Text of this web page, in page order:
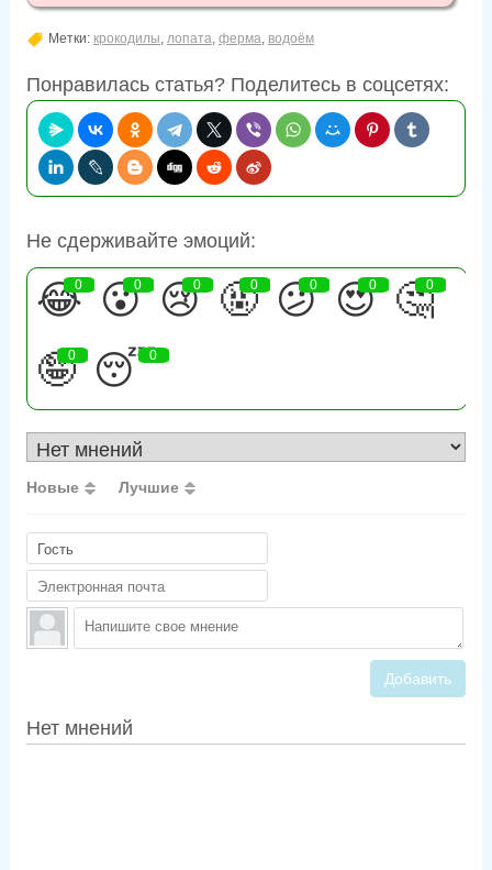
Метки: крокодилы, лопата, ферма, водоём
Понравилась статья? Поделитесь в соцсетях:
Не сдерживайте эмоций:
😂
0 😮
0 😢
0 🤬
0 😕
0 😍
0 🤔
0
🤪
0 😴
0
Новые Лучшие
Добавить
Нет мнений